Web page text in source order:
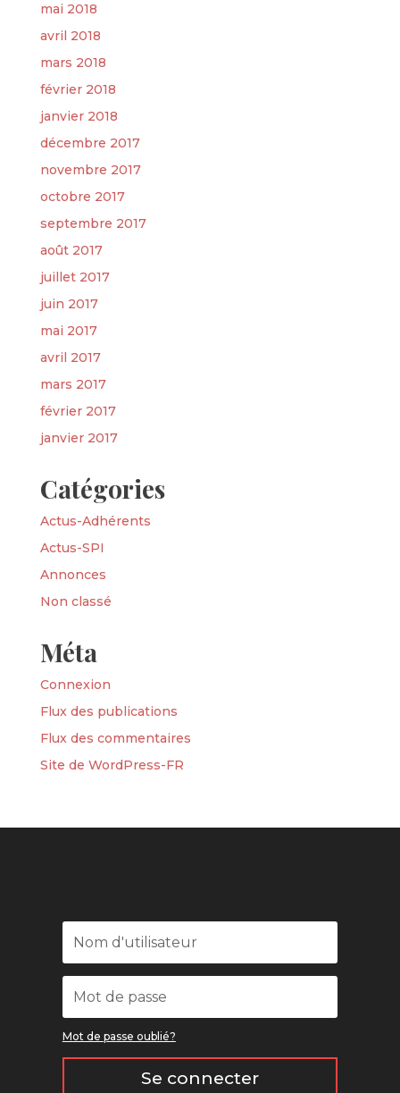
mai 2018
avril 2018
mars 2018
février 2018
janvier 2018
décembre 2017
novembre 2017
octobre 2017
septembre 2017
août 2017
juillet 2017
juin 2017
mai 2017
avril 2017
mars 2017
février 2017
janvier 2017
Catégories
Actus-Adhérents
Actus-SPI
Annonces
Non classé
Méta
Connexion
Flux des publications
Flux des commentaires
Site de WordPress-FR
Mot de passe oublié?
Se connecter